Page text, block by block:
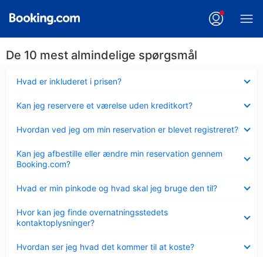
De 10 mest almindelige spørgsmål
Hvad er inkluderet i prisen?
Kan jeg reservere et værelse uden kreditkort?
Hvordan ved jeg om min reservation er blevet registreret?
Kan jeg afbestille eller ændre min reservation gennem
Booking.com?
Hvad er min pinkode og hvad skal jeg bruge den til?
Hvor kan jeg finde overnatningsstedets
kontaktoplysninger?
Hvordan ser jeg hvad det kommer til at koste?